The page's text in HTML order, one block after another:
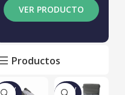
VER PRODUCTO
Productos
NUEV
NUEV